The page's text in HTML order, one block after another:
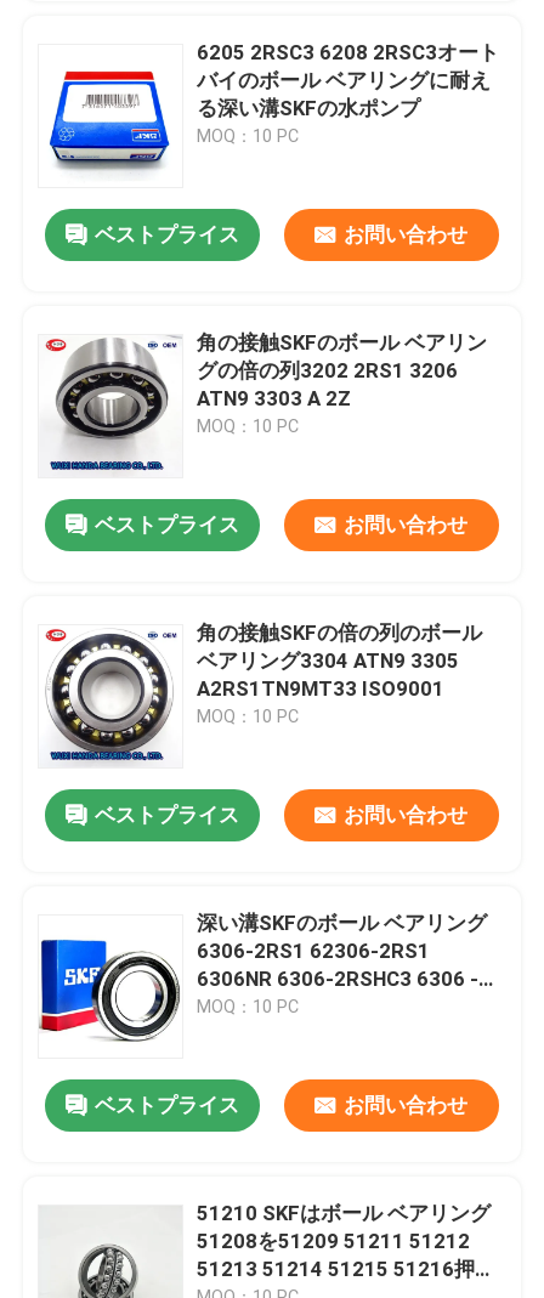
プロダクト
私達について
工場旅行
私達に連絡しなさい
場合
軸受の先を細くしなさい
球形の軸受
6205 2RSC3 6208 2RSC3オート
バイのボール ベアリングに耐え
る深い溝SKFの水ポンプ
MOQ：10 PC
ベストプライス お問い合わせ
角の接触SKFのボール ベアリン
グの倍の列3202 2RS1 3206
ATN9 3303 A 2Z
MOQ：10 PC
ベストプライス お問い合わせ
角の接触SKFの倍の列のボール
ベアリング3304 ATN9 3305
A2RS1TN9MT33 ISO9001
MOQ：10 PC
ベストプライス お問い合わせ
深い溝SKFのボール ベアリング
6306-2RS1 62306-2RS1
6306NR 6306-2RSHC3 6306 -
2RZC3
MOQ：10 PC
ベストプライス お問い合わせ
51210 SKFはボール ベアリング
51208を51209 51211 51212
51213 51214 51215 51216押し